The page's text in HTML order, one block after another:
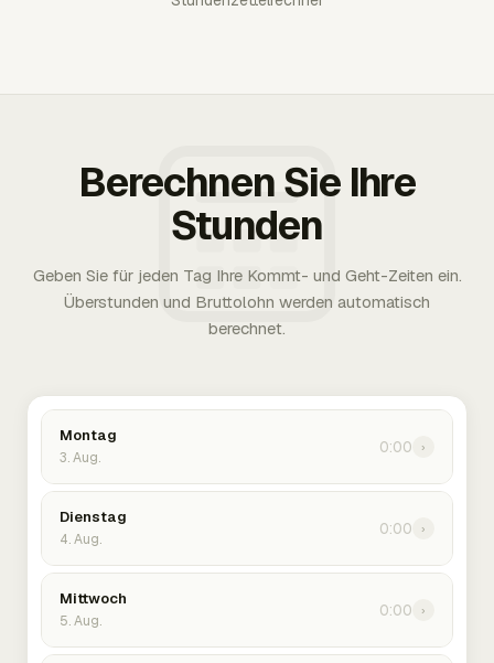
Berechnen Sie Ihre
Stunden
Geben Sie für jeden Tag Ihre Kommt- und Geht-Zeiten ein.
Überstunden und Bruttolohn werden automatisch
berechnet.
Montag
3. Aug.
0:00 ›
Dienstag
4. Aug.
0:00 ›
Mittwoch
5. Aug.
0:00 ›